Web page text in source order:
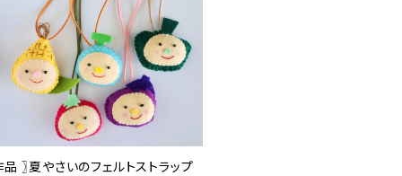
品 〗夏やさいのフェルトストラップ